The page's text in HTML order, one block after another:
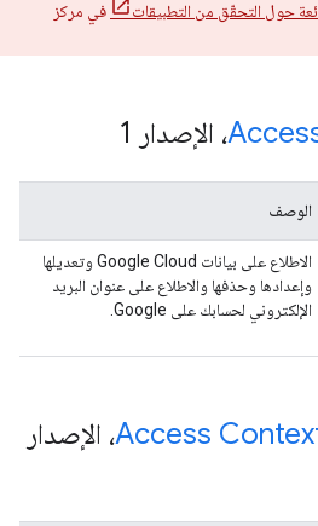
حول التحقّق من التطبيقات
في مركز
، الإصدار 1
الوصف
الاطلاع على بيانات Google Cloud وتعديلها
وإعدادها وحذفها والاطلاع على عنوان البريد
الإلكتروني لحسابك على Google.
Access، الإصدار